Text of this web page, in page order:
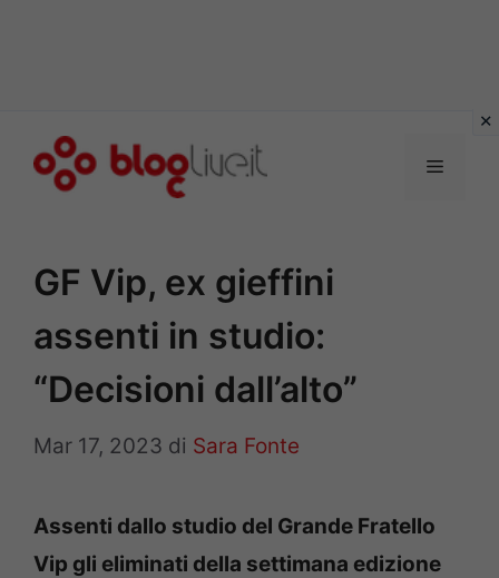
Menu
GF Vip, ex gieffini
assenti in studio:
“Decisioni dall’alto”
Mar 17, 2023 di Sara Fonte
Assenti dallo studio del Grande Fratello
Vip gli eliminati della settimana edizione